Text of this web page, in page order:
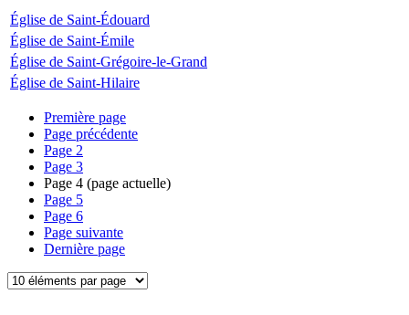
Église de Saint-Édouard
Église de Saint-Émile
Église de Saint-Grégoire-le-Grand
Église de Saint-Hilaire
Première page
Page précédente
Page 2
Page 3
Page 4 (page actuelle)
Page 5
Page 6
Page suivante
Dernière page